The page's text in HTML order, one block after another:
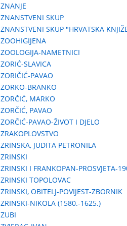
ZNANJE
ZNANSTVENI SKUP
ZNANSTVENI SKUP "HRVATSKA
ZOOHIGIJENA
ZOOLOGIJA-NAMETNICI
ZORIĆ-SLAVICA
ZORIČIĆ-PAVAO
ZORKO-BRANKO
ZORČIĆ, MARKO
ZORČIĆ, PAVAO
ZORČIĆ-PAVAO-ŽIVOT I DJELO
ZRAKOPLOVSTVO
ZRINSKA, JUDITA PETRONILA
ZRINSKI
ZRINSKI I FRANKOPAN-PROSVJETA-
ZRINSKI TOPOLOVAC
ZRINSKI, OBITELJ-POVIJEST-ZBORNIK
ZRINSKI-NIKOLA (1580.-1625.)
ZUBI